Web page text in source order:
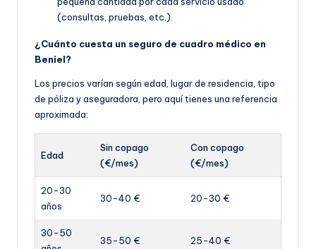
(consultas, pruebas, etc.).
¿Cuánto cuesta un seguro de cuadro médico en
Beniel?
Los precios varían según edad, lugar de residencia, tipo
de póliza y aseguradora, pero aquí tienes una referencia
aproximada:
Edad
Sin copago
(€/mes)
Con copago
(€/mes)
20-30
años
30-40 € 20-30 €
30-50
35-50 € 25-40 €